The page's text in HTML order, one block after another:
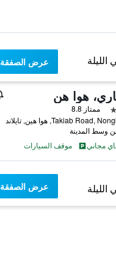
عرض الصفقة
هوا هن
ممتاز 8.8
مجاني
موقف السيارات
عرض الصفقة